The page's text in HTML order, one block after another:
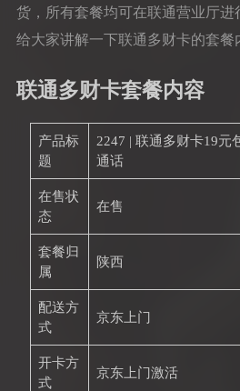
货，所有套餐均可在联通营业厅
给大家讲解一下联通多财卡的套餐
联通多财卡套餐内容
产品标
题
2247 | 联通多财卡19元
通话
在售状
态
在售
套餐归
属
陕西
配送方
式
京东上门
开卡方
式
京东上门激活